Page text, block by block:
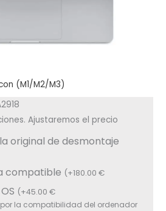
(M1/M2/M3)
Ajustaremos el precio
original de desmontaje
compatible (+180.00€
(+45.00€
la compatibilidad del ordenador